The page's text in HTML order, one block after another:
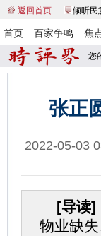
返回首页 倾听民
首页 百家争鸣 焦
您
张正
2022-05-03
[导读]
物业缺